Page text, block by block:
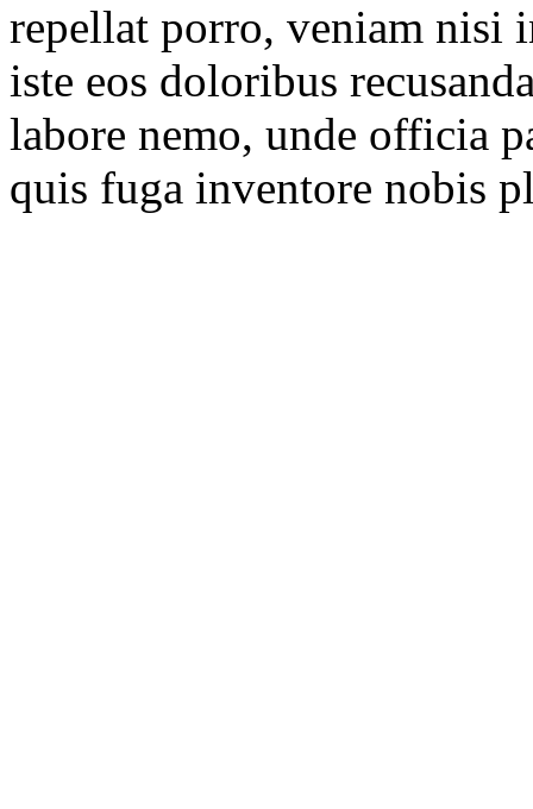
repellat porro, veniam
iste eos doloribus
labore nemo, unde officia
quis fuga inventore nobis